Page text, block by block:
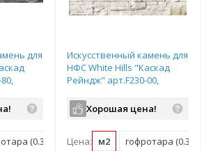
для
(0.35 м2) мастербокс (17.28 м2)
Искусственный камень для
НФС White Hills "Каскад
Рейндж" арт.F230-00,
Хорошая цена!
Цена: м2 гофротара (0.35 м2)